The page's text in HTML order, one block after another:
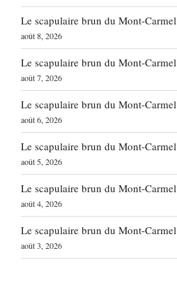
Le scapulaire brun du Mont-Carmel
août 8, 2026
Le scapulaire brun du Mont-Carmel
août 7, 2026
Le scapulaire brun du Mont-Carmel
août 6, 2026
Le scapulaire brun du Mont-Carmel
août 5, 2026
Le scapulaire brun du Mont-Carmel
août 4, 2026
Le scapulaire brun du Mont-Carmel
août 3, 2026